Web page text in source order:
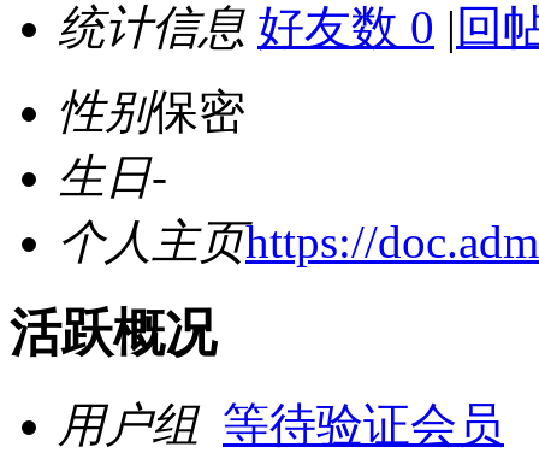
统计信息 好友数 0 | 回
性别保密
生日-
个人主页https://
活跃概况
用户组 等待验证会员